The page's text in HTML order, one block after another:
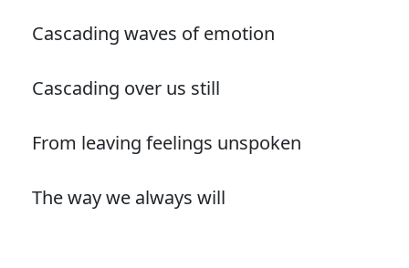
Cascading waves of emotion
Cascading over us still
From leaving feelings unspoken
The way we always will